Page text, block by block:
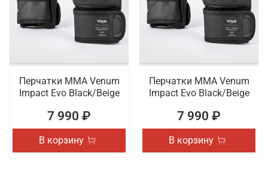
Перчатки ММА Venum
Impact Evo Black/Beige
7 990 ₽
В корзину
Перчатки ММА Venum
Impact Evo Black/Beige
7 990 ₽
В корзину